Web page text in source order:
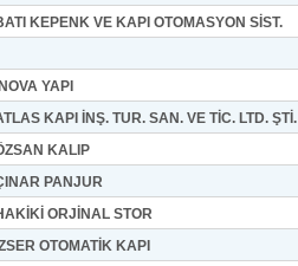
KEPENK VE KAPI OTOMASYON SİST.
İNOVA YAPI
KAPI İNŞ. TUR. SAN. VE TİC. LTD. ŞTİ.
KALIP
PANJUR
ORJİNAL STOR
OTOMATİK KAPI